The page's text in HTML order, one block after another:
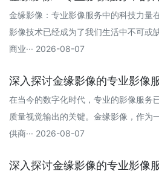
金缘影像：专业影像服务中的科技力量
影像技术已经成为了我们生活中不可或
商业··· 2026-08-07
深入探讨金缘影像的专业影像
在当今的数字化时代，专业的影像服务
质量视觉输出的关键。金缘影像，作为
供商··· 2026-08-07
深入探讨金缘影像的专业影像